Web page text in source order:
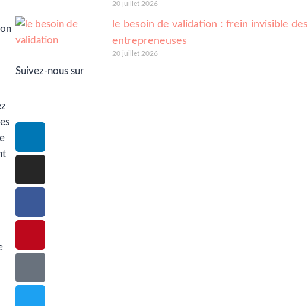
20 juillet 2026
le besoin de validation : frein invisible des
entrepreneuses
20 juillet 2026
Suivez-nous sur